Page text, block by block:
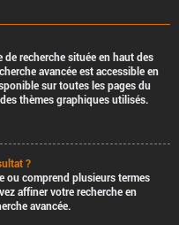
recherche située en haut des
avancée est accessible en
sur toutes les pages du
thèmes graphiques utilisés.
?
ou comprend plusieurs termes
affiner votre recherche en
avancée.